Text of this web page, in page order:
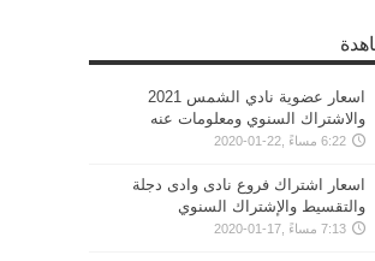
اسعار عضوية نادي الشمس 2021
والاشتراك السنوي ومعلومات عنه
6:22 مساءً ,22-01-2020
اسعار اشتراك فروع نادى وادى دجلة
والتقسيط والإشتراك السنوي
7:13 مساءً ,17-01-2020